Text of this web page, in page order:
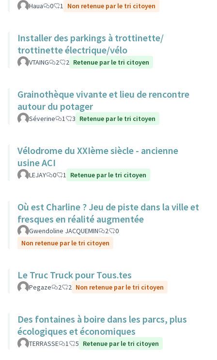
Haua 0 1 Non retenue par le tri citoyen
Installer des parkings à trottinette/
trottinette électrique/vélo
VTAING 2 2 Retenue par le tri citoyen
Grainothèque vivante et lieu de rencontre
autour du potager
Séverine 1 3 Retenue par le tri citoyen
Vélodrome du XXIème siècle - ancienne
usine ACI
LEJAY 0 1 Retenue par le tri citoyen
Où est Charline ? Jeu de piste dans la ville et
fresques en réalité augmentée
Gwendoline JACQUEMIN 2
0
Non retenue par le tri citoyen
Le Truc Truck pour Tous.tes
Pegaze 2 2 Non retenue par le tri citoyen
Des fontaines à boire dans les parcs, plus
écologiques et économiques
TERRASSE 1 5 Retenue par le tri citoyen